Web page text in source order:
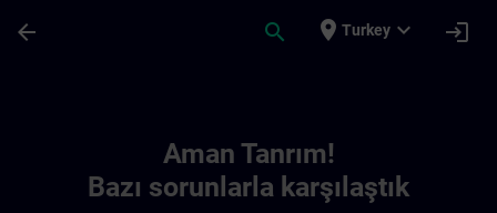
arrow_back search place Turkey expand_more login
Aman Tanrım!
Bazı sorunlarla karşılaştık